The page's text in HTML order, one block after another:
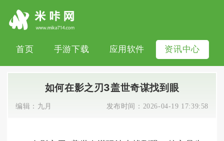
首页 手游下载 应用软件 资讯中心
如何在影之刃3盖世奇谋找到眼
编辑： 九月 发布时间： 2026-04-19 17:39:58